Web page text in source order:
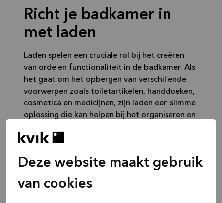
Deze website maakt gebruik
van cookies
Richt je badkamer in
met laden
Laden spelen een cruciale rol bij het creëren
van orde en functionaliteit in de badkamer. Als
het gaat om het opbergen van verschillende
voorwerpen zoals toiletartikelen, handdoeken,
cosmetica en medicijnen, zijn laden een slimme
oplossing die kan helpen bij het organiseren en
badkamer nu groot of klein is, badkamerladen
en je de extra opbergruimte geven die je nodig
esthetisch aantrekkelijke uitstraling tot het